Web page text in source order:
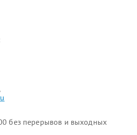
без перерывов и выходных